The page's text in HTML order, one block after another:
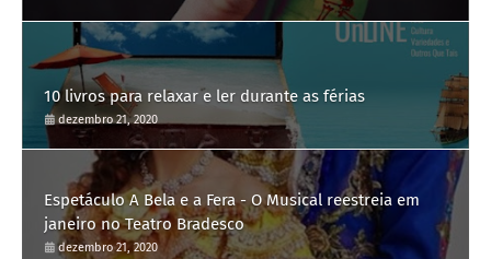
10 livros para relaxar e ler durante as férias
dezembro 21, 2020
Espetáculo A Bela e a Fera - O Musical reestreia em
janeiro no Teatro Bradesco
dezembro 21, 2020